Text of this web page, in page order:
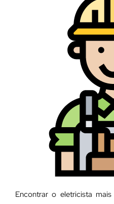
Encontrar o eletricista